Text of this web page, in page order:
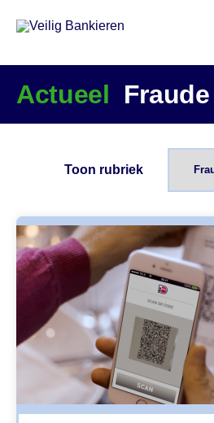
Veilig
Bankieren
Actueel Fraude
Toon rubriek